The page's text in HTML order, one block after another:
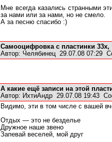
Мне всегда казались странными
за нами или за нами, но не смело.
А за песню спасибо :)
Самооцифровка с пластинки
Автор: Челябинец29.07.08 07:29
А какие ещё записи на этой
Автор: ИхтиАндр 29.07.08 19:43
Видимо, эти в том числе с вашей
Отдых — это не безделье
Дружное наше звено
Запевай веселей, мой друг